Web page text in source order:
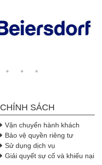
CHÍNH SÁCH
Vận chuyển hành khách
Bảo vệ quyền riêng tư
Sử dụng dịch vụ
Giải quyết sự cố và khiếu nại